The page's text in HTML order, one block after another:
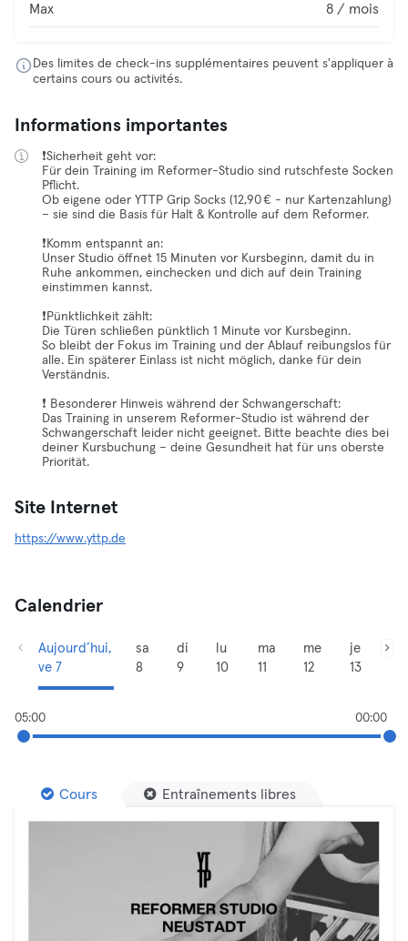
Max 8 / mois
Des limites de check-ins supplémentaires peuvent s'appliquer à
certains cours ou activités.
Informations importantes
❗️Sicherheit geht vor:
Für dein Training im Reformer-Studio sind rutschfeste Socken
Pflicht.
Ob eigene oder YTTP Grip Socks (12,90 € - nur Kartenzahlung)
– sie sind die Basis für Halt & Kontrolle auf dem Reformer.
❗️Komm entspannt an:
Unser Studio öffnet 15 Minuten vor Kursbeginn, damit du in
Ruhe ankommen, einchecken und dich auf dein Training
einstimmen kannst.
❗️Pünktlichkeit zählt:
Die Türen schließen pünktlich 1 Minute vor Kursbeginn.
So bleibt der Fokus im Training und der Ablauf reibungslos für
alle. Ein späterer Einlass ist nicht möglich, danke für dein
Verständnis.
❗️ Besonderer Hinweis während der Schwangerschaft:
Das Training in unserem Reformer-Studio ist während der
Schwangerschaft leider nicht geeignet. Bitte beachte dies bei
deiner Kursbuchung – deine Gesundheit hat für uns oberste
Priorität.
Site Internet
https://www.yttp.de
Calendrier
Aujourd’hui,
ve 7
sa
8
di
9
lu
10
ma
11
me
12
je
13
05:00 00:00
Cours Entraînements libres